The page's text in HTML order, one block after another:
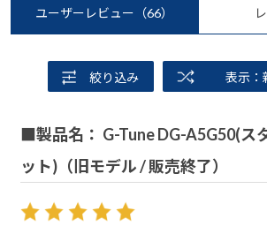
ユーザーレビュー （66）
絞り込み 表示：
■製品名： G-Tune DG-A5G50(ス
ット)（旧モデル / 販売終了）